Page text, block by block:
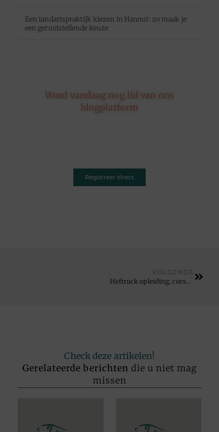
Een tandartspraktijk kiezen in Hannut: zo maak je
een geruststellende keuze
Word vandaag nog lid van ons
blogplatform
Registreer direct
VOLGENDE
Heftruck opleiding, cursus of training tot chauffeur?
Check deze artikelen!
Gerelateerde berichten die u niet mag
missen